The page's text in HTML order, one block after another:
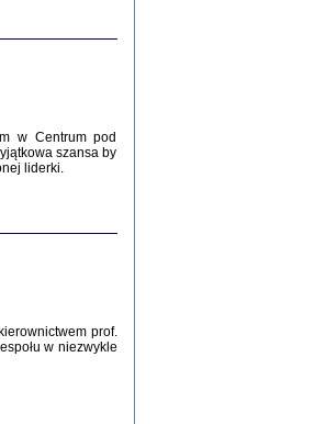
i okupowanej
2016
w Centrum pod
szansa by
liderki.
prof.
w niezwykle